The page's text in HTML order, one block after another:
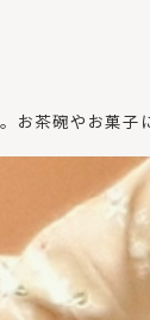
お茶碗やお菓子